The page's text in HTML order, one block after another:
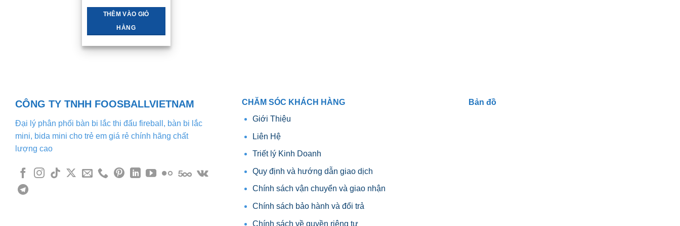
29tr900 .là:
THÊM VÀO GIỎ
HÀNG
CÔNG TY TNHH FOOSBALLVIETNAM
Đại lý phân phối bàn bi lắc thi đấu fireball, bàn bi lắc
mini, bida mini cho trẻ em giá rẻ chính hãng chất
lượng cao
CHĂM SÓC KHÁCH HÀNG
Giới Thiệu
Liên Hệ
Triết lý Kinh Doanh
Quy định và hướng dẫn giao dịch
Chính sách vận chuyển và giao nhận
Chính sách bảo hành và đổi trả
Chính sách về quyền riêng tư
Bản đồ